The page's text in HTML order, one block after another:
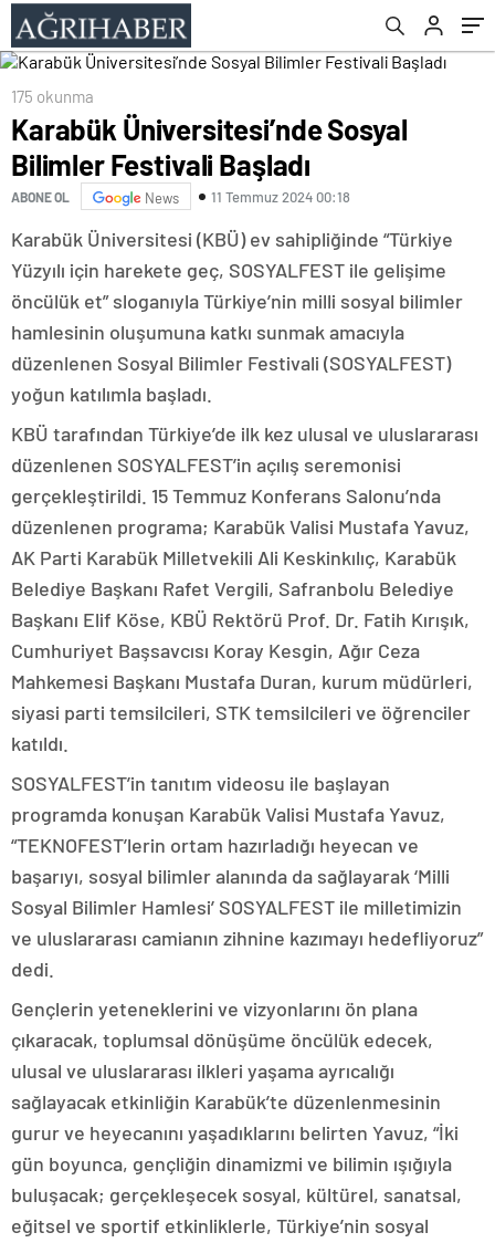
175 okunma
Karabük Üniversitesi’nde Sosyal
Bilimler Festivali Başladı
ABONE OL News 11 Temmuz 2024 00:18
Karabük Üniversitesi (KBÜ) ev sahipliğinde “Türkiye
Yüzyılı için harekete geç, SOSYALFEST ile gelişime
öncülük et” sloganıyla Türkiye’nin milli sosyal bilimler
hamlesinin oluşumuna katkı sunmak amacıyla
düzenlenen Sosyal Bilimler Festivali (SOSYALFEST)
yoğun katılımla başladı.
KBÜ tarafından Türkiye’de ilk kez ulusal ve uluslararası
düzenlenen SOSYALFEST’in açılış seremonisi
gerçekleştirildi. 15 Temmuz Konferans Salonu’nda
düzenlenen programa; Karabük Valisi Mustafa Yavuz,
AK Parti Karabük Milletvekili Ali Keskinkılıç, Karabük
Belediye Başkanı Rafet Vergili, Safranbolu Belediye
Başkanı Elif Köse, KBÜ Rektörü Prof. Dr. Fatih Kırışık,
Cumhuriyet Başsavcısı Koray Kesgin, Ağır Ceza
Mahkemesi Başkanı Mustafa Duran, kurum müdürleri,
siyasi parti temsilcileri, STK temsilcileri ve öğrenciler
katıldı.
SOSYALFEST’in tanıtım videosu ile başlayan
programda konuşan Karabük Valisi Mustafa Yavuz,
“TEKNOFEST’lerin ortam hazırladığı heyecan ve
başarıyı, sosyal bilimler alanında da sağlayarak ‘Milli
Sosyal Bilimler Hamlesi’ SOSYALFEST ile milletimizin
ve uluslararası camianın zihnine kazımayı hedefliyoruz”
dedi.
Gençlerin yeteneklerini ve vizyonlarını ön plana
çıkaracak, toplumsal dönüşüme öncülük edecek,
ulusal ve uluslararası ilkleri yaşama ayrıcalığı
sağlayacak etkinliğin Karabük’te düzenlenmesinin
gurur ve heyecanını yaşadıklarını belirten Yavuz, “İki
gün boyunca, gençliğin dinamizmi ve bilimin ışığıyla
buluşacak; gerçekleşecek sosyal, kültürel, sanatsal,
eğitsel ve sportif etkinliklerle, Türkiye’nin sosyal